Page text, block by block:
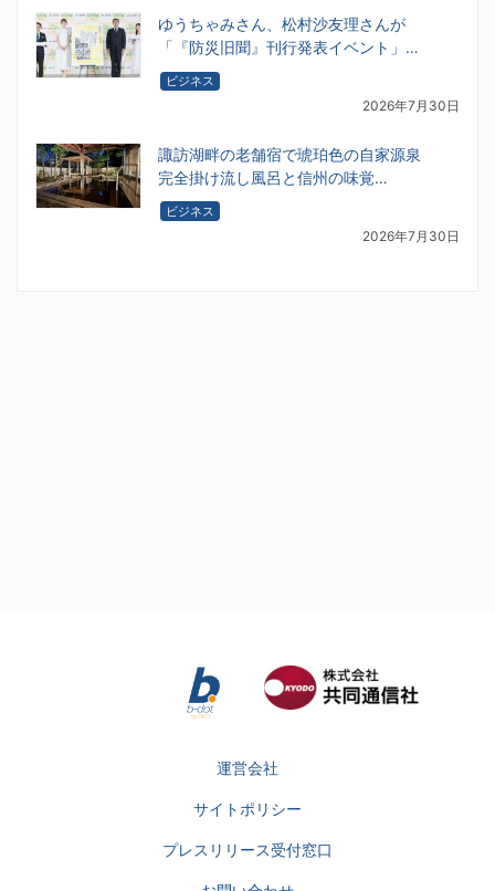
ゆうちゃみさん、松村沙友理さんが
「『防災旧聞』刊行発表イベント」…
ビジネス
2026年7月30日
諏訪湖畔の老舗宿で琥珀色の自家源泉
完全掛け流し風呂と信州の味覚…
ビジネス
2026年7月30日
運営会社
サイトポリシー
プレスリリース受付窓口